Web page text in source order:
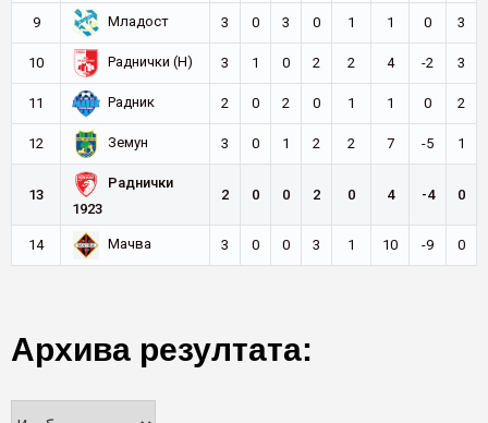
9 Младост 3 0 3 0 1 1 0 3
10 Раднички (Н) 3 1 0 2 2 4 -2 3
11 Радник 2 0 2 0 1 1 0 2
12 Земун 3 0 1 2 2 7 -5 1
13
Раднички
1923
2 0 0 2 0 4 -4 0
14 Мачва 3 0 0 3 1 10 -9 0
Архива резултата: